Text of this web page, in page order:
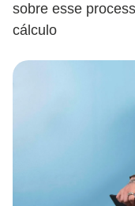
sobre esse
cálculo